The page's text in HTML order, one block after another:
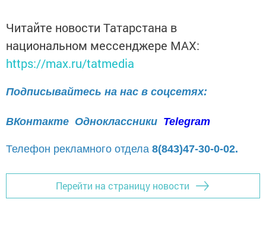
Читайте новости Татарстана в
национальном мессенджере MАХ:
https://max.ru/tatmedia
Подписывайтесь на нас в соцсетях:
ВКонтакте Одноклассники Telegram
Телефон рекламного отдела 8(843)47-30-0-02.
Перейти на страницу новости